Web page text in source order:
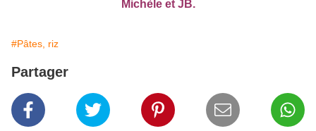
Michèle et JB.
#Pâtes, riz
Partager